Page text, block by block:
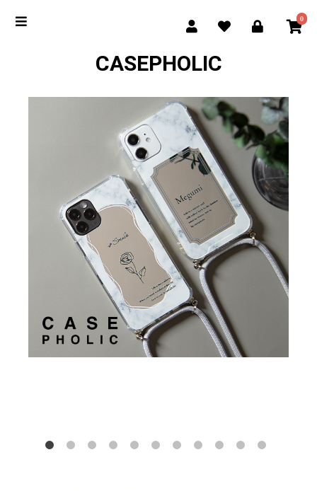
0
CASEPHOLIC